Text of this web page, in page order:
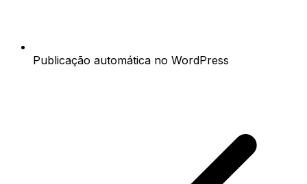
Publicação automática no WordPress